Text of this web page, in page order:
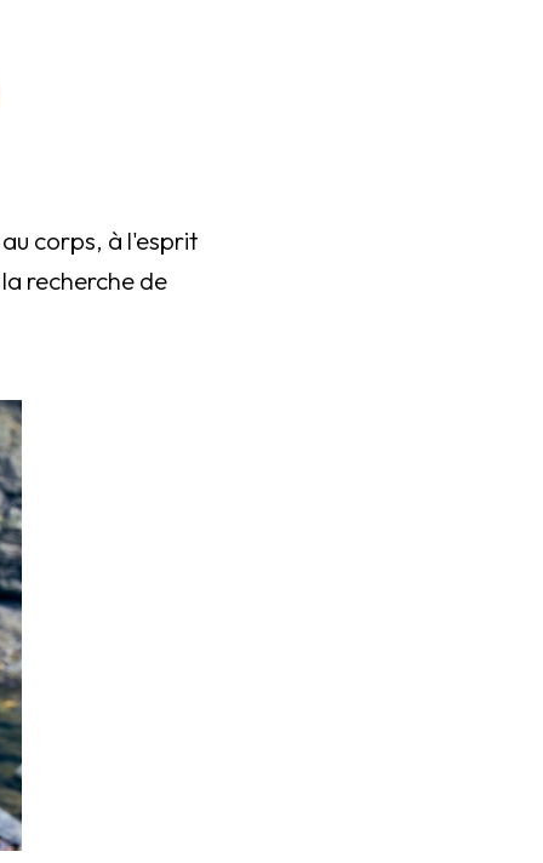
corps, à l'esprit
recherche de